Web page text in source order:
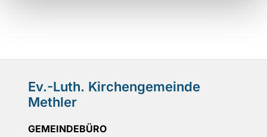
Ev.-Luth. Kirchengemeinde
Methler
GEMEINDEBÜRO